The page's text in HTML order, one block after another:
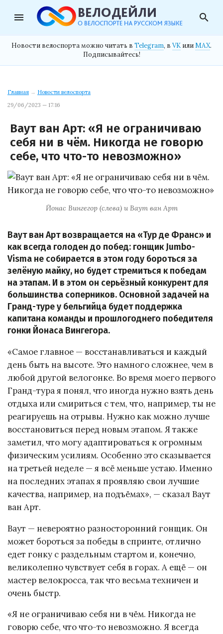
menu search
Новости велоспорта можно читать в Telegram, в VK илиMAX.
Подписывайтесь!
Главная → Новости велоспорта
29/06/2023 — 17:16
Ваут ван Арт: «Я не ограничиваю
себя ни в чём. Никогда не говорю
себе, что что-то невозможно»
Йонас Вингегор (слева) и Ваут ван Арт
Ваут ван Арт возвращается на «Тур де Франс» и
как всегда голоден до побед: гонщик Jumbo-
Visma не собирается в этом году бороться за
зелёную майку, но будет стремиться к победам
на этапам. И в этом он серьёзный конкурент для
большинства соперников. Основной задачей на
Гранд-туре у бельгийца будет поддержка
капитана команды и прошлогоднего победителя
гонки Йонаса Вингегора.
«Самое главное — восстанавливаться и каждый
день быть на высоте. Это намного сложнее, чем в
любой другой велогонке. Во время моего первого
Гранд-тура я понял, что иногда нужно взять день
отдыха или смириться с тем, что, например, ты не
реагируешь на отрывы. Нужно как можно лучше
восстановиться перед новым этапом. Я также
заметил, что могу адаптироваться к огромным
физическим усилиям. Особенно это сказывается
на третьей неделе — я всё меньше устаю. Именно
на последних этапах я проявляю свои лучшие
качества, например, на подъёмах», — сказал Ваут
ван Арт.
Ваут — невероятно разносторонний гонщик. Он
может бороться за победы в спринте, отлично
едет гонку с раздельным стартом и, конечно,
великолепно чувствует себя в горах. А ещё — он
мастер велокросса, так что весьма техничен и
очень быстр.
«Я не ограничиваю себя ни в чём. Никогда не
говорю себе, что что-то невозможно. Я всегда